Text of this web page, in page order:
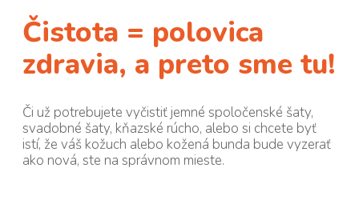
Čistota = polovica
zdravia, a preto sme tu!
Či už potrebujete vyčistiť jemné spoločenské šaty,
svadobné šaty, kňazské rúcho, alebo si chcete byť
istí, že váš kožuch alebo kožená bunda bude vyzerať
ako nová, ste na správnom mieste.